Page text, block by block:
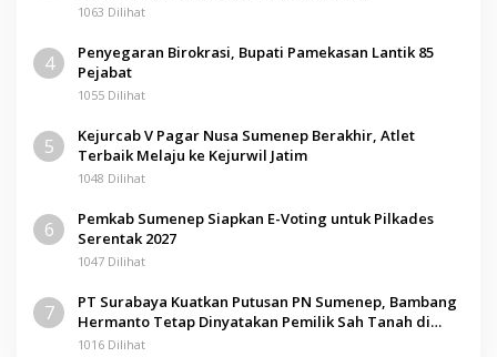
1063 Dilihat
4
Penyegaran Birokrasi, Bupati Pamekasan Lantik 85
Pejabat
1055 Dilihat
5
Kejurcab V Pagar Nusa Sumenep Berakhir, Atlet
Terbaik Melaju ke Kejurwil Jatim
1048 Dilihat
6
Pemkab Sumenep Siapkan E-Voting untuk Pilkades
Serentak 2027
1047 Dilihat
7
PT Surabaya Kuatkan Putusan PN Sumenep, Bambang
Hermanto Tetap Dinyatakan Pemilik Sah Tanah di
Pamolokan
1016 Dilihat